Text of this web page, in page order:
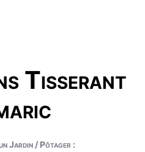
Tisserant
Jardin / Pôtager :